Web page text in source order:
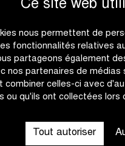
Ce site web
nous permettent de
fonctionnalités relatives
partageons également
nos partenaires de médias
combiner celles-ci avec
ou qu'ils ont collectées
Tout autoriser
trois éditions. Le
et 2027 et devrait
alternativement de
de Bruges et passera
des Ardennes
Ronde. La course